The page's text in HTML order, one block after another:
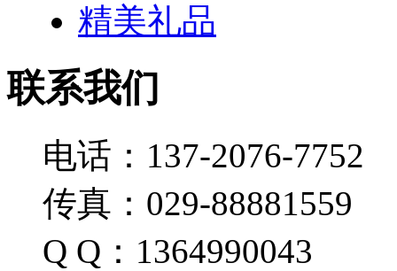
精美礼品
联系我们
电话：137-2076-7752
传真：029-88881559
Q Q：1364990043